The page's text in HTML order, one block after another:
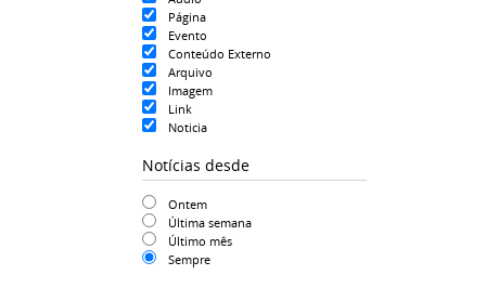
Página
Evento
Conteúdo Externo
Arquivo
Imagem
Link
Noticia
Notícias desde
Ontem
Última semana
Último mês
Sempre